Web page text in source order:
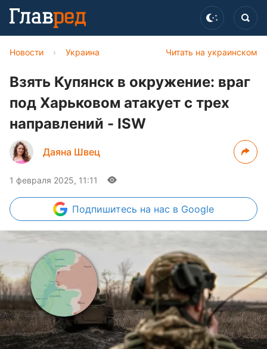
Читать на украинском
Новости › Украина
Взять Купянск в окружение: враг
под Харьковом атакует с трех
направлений - ISW
Даяна Швец
1 февраля 2025, 11:11
Подпишитесь на нас в Google